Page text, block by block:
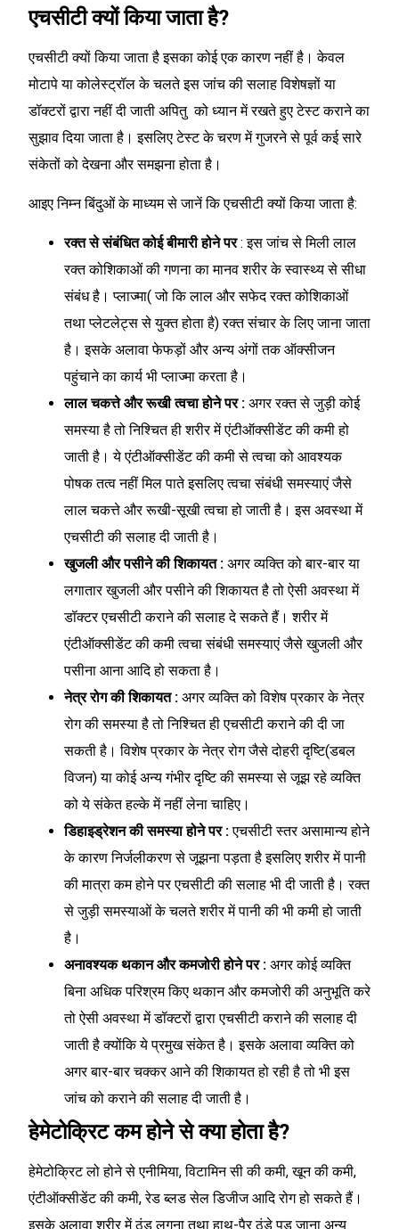
एचसीटी क्यों किया जाता है?
एचसीटी क्यों किया जाता है इसका कोई एक कारण नहीं है। केवल
मोटापे या कोलेस्ट्रॉल के चलते इस जांच की सलाह विशेषज्ञों या
डॉक्टरों द्वारा नहीं दी जाती अपितु को ध्यान में रखते हुए टेस्ट कराने का
सुझाव दिया जाता है। इसलिए टेस्ट के चरण में गुजरने से पूर्व कई सारे
संकेतों को देखना और समझना होता है।
आइए निम्न बिंदुओं के माध्यम से जानें कि एचसीटी क्यों किया जाता है:
रक्त से संबंधित कोई बीमारी होने पर: इस जांच से मिली लाल
रक्त कोशिकाओं की गणना का मानव शरीर के स्वास्थ्य से सीधा
संबंध है। प्लाज्मा( जो कि लाल और सफेद रक्त कोशिकाओं
तथा प्लेटलेट्स से युक्त होता है) रक्त संचार के लिए जाना जाता
है। इसके अलावा फेफड़ों और अन्य अंगों तक ऑक्सीजन
पहुंचाने का कार्य भी प्लाज्मा करता है।
लाल चकत्ते और रूखी त्वचा होने पर : अगर रक्त से जुड़ी कोई
समस्या है तो निश्चित ही शरीर में एंटीऑक्सीडेंट की कमी हो
जाती है। ये एंटीऑक्सीडेंट की कमी से त्वचा को आवश्यक
पोषक तत्व नहीं मिल पाते इसलिए त्वचा संबंधी समस्याएं जैसे
लाल चकत्ते और रूखी-सूखी त्वचा हो जाती है। इस अवस्था में
एचसीटी की सलाह दी जाती है।
खुजली और पसीने की शिकायत : अगर व्यक्ति को बार-बार या
लगातार खुजली और पसीने की शिकायत है तो ऐसी अवस्था में
डॉक्टर एचसीटी कराने की सलाह दे सकते हैं। शरीर में
एंटीऑक्सीडेंट की कमी त्वचा संबंधी समस्याएं जैसे खुजली और
पसीना आना आदि हो सकता है।
नेत्र रोग की शिकायत : अगर व्यक्ति को विशेष प्रकार के नेत्र
रोग की समस्या है तो निश्चित ही एचसीटी कराने की दी जा
सकती है। विशेष प्रकार के नेत्र रोग जैसे दोहरी दृष्टि(डबल
विजन) या कोई अन्य गंभीर दृष्टि की समस्या से जूझ रहे व्यक्ति
को ये संकेत हल्के में नहीं लेना चाहिए।
डिहाइड्रेशन की समस्या होने पर :एचसीटी स्तर असामान्य होने
के कारण निर्जलीकरण से जूझना पड़ता है इसलिए शरीर में पानी
की मात्रा कम होने पर एचसीटी की सलाह भी दी जाती है। रक्त
से जुड़ी समस्याओं के चलते शरीर में पानी की भी कमी हो जाती
है।
अनावश्यक थकान और कमजोरी होने पर : अगर कोई व्यक्ति
बिना अधिक परिश्रम किए थकान और कमजोरी की अनुभूति करे
तो ऐसी अवस्था में डॉक्टरों द्वारा एचसीटी कराने की सलाह दी
जाती है क्योंकि ये प्रमुख संकेत है। इसके अलावा व्यक्ति को
अगर बार-बार चक्कर आने की शिकायत हो रही है तो भी इस
जांच को कराने की सलाह दी जाती है।
हेमेटोक्रिट कम होने से क्या होता है?
हेमेटोक्रिट लो होने से एनीमिया, विटामिन सी की कमी, खून की कमी,
एंटीऑक्सीडेंट की कमी, रेड ब्लड सेल डिजीज आदि रोग हो सकते हैं।
इसके अलावा शरीर में ठंड लगना तथा हाथ-पैर ठंडे पड़ जाना अन्य